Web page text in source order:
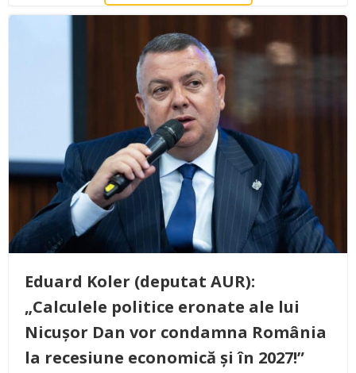
Eduard Koler (deputat AUR):
„Calculele politice eronate ale lui
Nicușor Dan vor condamna România
la recesiune economică și în 2027!”